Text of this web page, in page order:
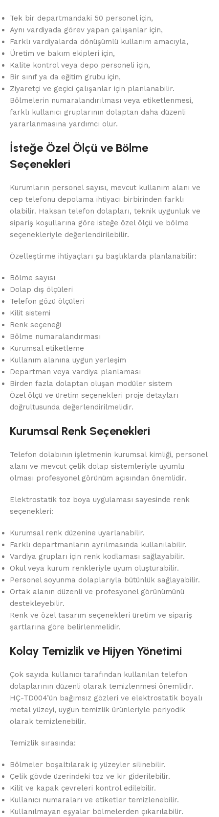
Tek bir departmandaki 50 personel için,
Aynı vardiyada görev yapan çalışanlar için,
Farklı vardiyalarda dönüşümlü kullanım amacıyla,
Üretim ve bakım ekipleri için,
Kalite kontrol veya depo personeli için,
Bir sınıf ya da eğitim grubu için,
Ziyaretçi ve geçici çalışanlar için planlanabilir.
Bölmelerin numaralandırılması veya etiketlenmesi,
farklı kullanıcı gruplarının dolaptan daha düzenli
yararlanmasına yardımcı olur.
İsteğe Özel Ölçü ve Bölme
Seçenekleri
Kurumların personel sayısı, mevcut kullanım alanı ve
cep telefonu depolama ihtiyacı birbirinden farklı
olabilir. Haksan telefon dolapları, teknik uygunluk ve
sipariş koşullarına göre isteğe özel ölçü ve bölme
seçenekleriyle değerlendirilebilir.
Özelleştirme ihtiyaçları şu başlıklarda planlanabilir:
Bölme sayısı
Dolap dış ölçüleri
Telefon gözü ölçüleri
Kilit sistemi
Renk seçeneği
Bölme numaralandırması
Kurumsal etiketleme
Kullanım alanına uygun yerleşim
Departman veya vardiya planlaması
Birden fazla dolaptan oluşan modüler sistem
Özel ölçü ve üretim seçenekleri proje detayları
doğrultusunda değerlendirilmelidir.
Kurumsal Renk Seçenekleri
Telefon dolabının işletmenin kurumsal kimliği, personel
alanı ve mevcut çelik dolap sistemleriyle uyumlu
olması profesyonel görünüm açısından önemlidir.
Elektrostatik toz boya uygulaması sayesinde renk
seçenekleri:
Kurumsal renk düzenine uyarlanabilir.
Farklı departmanların ayrılmasında kullanılabilir.
Vardiya grupları için renk kodlaması sağlayabilir.
Okul veya kurum renkleriyle uyum oluşturabilir.
Personel soyunma dolaplarıyla bütünlük sağlayabilir.
Ortak alanın düzenli ve profesyonel görünümünü
destekleyebilir.
Renk ve özel tasarım seçenekleri üretim ve sipariş
şartlarına göre belirlenmelidir.
Kolay Temizlik ve Hijyen Yönetimi
Çok sayıda kullanıcı tarafından kullanılan telefon
dolaplarının düzenli olarak temizlenmesi önemlidir.
HÇ-TD004’ün bağımsız gözleri ve elektrostatik boyalı
metal yüzeyi, uygun temizlik ürünleriyle periyodik
olarak temizlenebilir.
Temizlik sırasında:
Bölmeler boşaltılarak iç yüzeyler silinebilir.
Çelik gövde üzerindeki toz ve kir giderilebilir.
Kilit ve kapak çevreleri kontrol edilebilir.
Kullanıcı numaraları ve etiketler temizlenebilir.
Kullanılmayan eşyalar bölmelerden çıkarılabilir.